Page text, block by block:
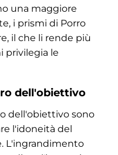
una maggiore
i prismi di Porro
il che li rende più
privilegia le
dell'obiettivo
dell'obiettivo sono
l'idoneità del
L'ingrandimento